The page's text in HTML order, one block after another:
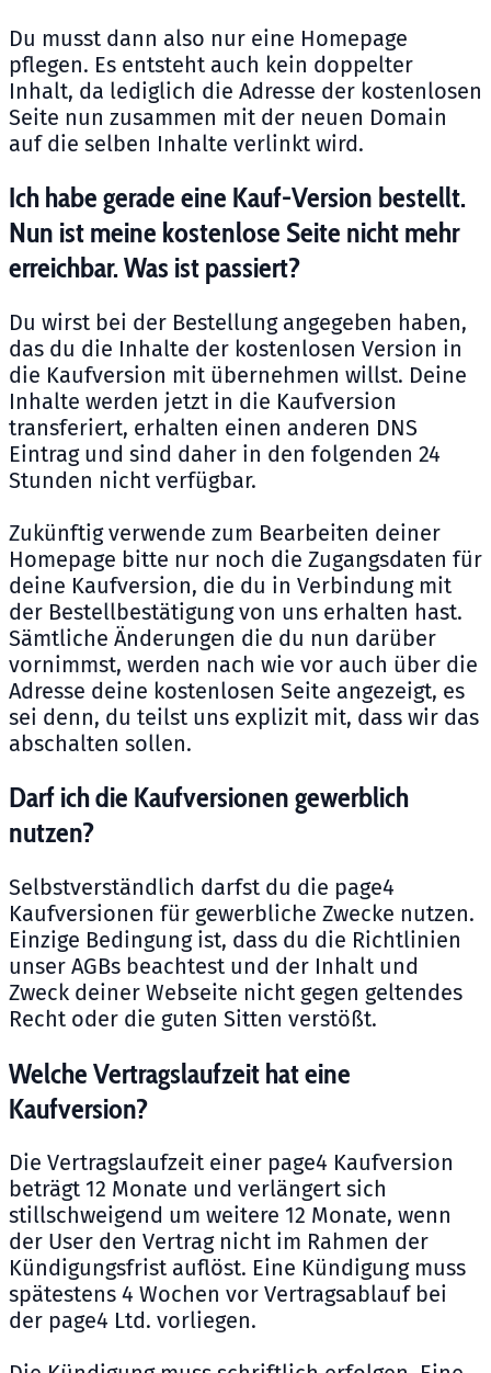
Du musst dann also nur eine Homepage
pflegen. Es entsteht auch kein doppelter
Inhalt, da lediglich die Adresse der kostenlosen
Seite nun zusammen mit der neuen Domain
auf die selben Inhalte verlinkt wird.
Ich habe gerade eine Kauf-Version bestellt.
Nun ist meine kostenlose Seite nicht mehr
erreichbar. Was ist passiert?
Du wirst bei der Bestellung angegeben haben,
das du die Inhalte der kostenlosen Version in
die Kaufversion mit übernehmen willst. Deine
Inhalte werden jetzt in die Kaufversion
transferiert, erhalten einen anderen DNS
Eintrag und sind daher in den folgenden 24
Stunden nicht verfügbar.
Zukünftig verwende zum Bearbeiten deiner
Homepage bitte nur noch die Zugangsdaten für
deine Kaufversion, die du in Verbindung mit
der Bestellbestätigung von uns erhalten hast.
Sämtliche Änderungen die du nun darüber
vornimmst, werden nach wie vor auch über die
Adresse deine kostenlosen Seite angezeigt, es
sei denn, du teilst uns explizit mit, dass wir das
abschalten sollen.
Darf ich die Kaufversionen gewerblich
nutzen?
Selbstverständlich darfst du die page4
Kaufversionen für gewerbliche Zwecke nutzen.
Einzige Bedingung ist, dass du die Richtlinien
unser AGBs beachtest und der Inhalt und
Zweck deiner Webseite nicht gegen geltendes
Recht oder die guten Sitten verstößt.
Welche Vertragslaufzeit hat eine
Kaufversion?
Die Vertragslaufzeit einer page4 Kaufversion
beträgt 12 Monate und verlängert sich
stillschweigend um weitere 12 Monate, wenn
der User den Vertrag nicht im Rahmen der
Kündigungsfrist auflöst. Eine Kündigung muss
spätestens 4 Wochen vor Vertragsablauf bei
der page4 Ltd. vorliegen.